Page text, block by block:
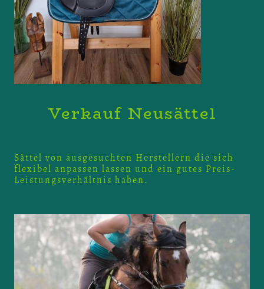
Verkauf Neusättel
Sättel von ausgesuchten Herstellern die sich
flexibel anpassen lassen und ein gutes Preis-
Leistungsverhältnis haben.